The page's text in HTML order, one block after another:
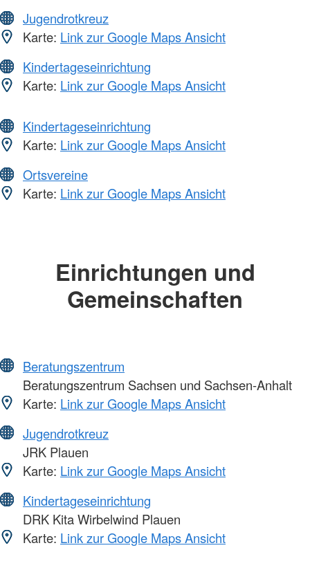
Jugendrotkreuz
Karte: Link zur Google Maps Ansicht
Kindertageseinrichtung
Karte: Link zur Google Maps Ansicht
Kindertageseinrichtung
Karte: Link zur Google Maps Ansicht
Ortsvereine
Karte: Link zur Google Maps Ansicht
Einrichtungen und
Gemeinschaften
Beratungszentrum
Beratungszentrum Sachsen und Sachsen-Anhalt
Karte: Link zur Google Maps Ansicht
Jugendrotkreuz
JRK Plauen
Karte: Link zur Google Maps Ansicht
Kindertageseinrichtung
DRK Kita Wirbelwind Plauen
Karte: Link zur Google Maps Ansicht